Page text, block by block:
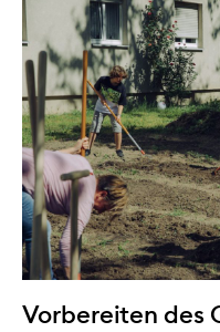
Vorbereiten des